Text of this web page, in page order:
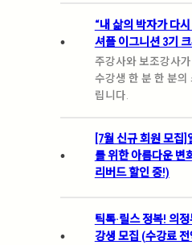
.
“내 삶의 박자가 다시
셔플 이그니션 3기
주강사와 보조강사
수강생 한 분 한 분의
립니다.
.
[7월 신규 회원 모집
를 위한 아름다운 변
리버드 할인 중!)
.
틱톡·릴스 정복! 의
강생 모집 (수강료